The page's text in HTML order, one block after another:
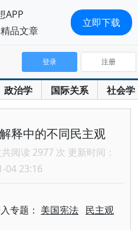
政治学 国际关系 社会学
登录 注册
释中的不同民主观
阅读 2977 次 更新时间：
04 23:16
专题： 美国宪法 民主观
APP
品文章
立即下载